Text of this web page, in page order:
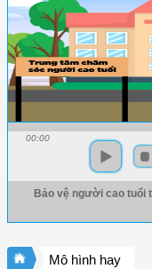
00:00
Bảo vệ người cao tuổi
Mô hình hay